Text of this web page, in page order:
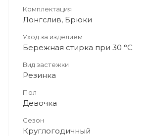
Комплектация
Лонгслив, Брюки
Уход за изделием
Бережная стирка при 30 °C
Вид застежки
Резинка
Пол
Девочка
Сезон
Круглогодичный